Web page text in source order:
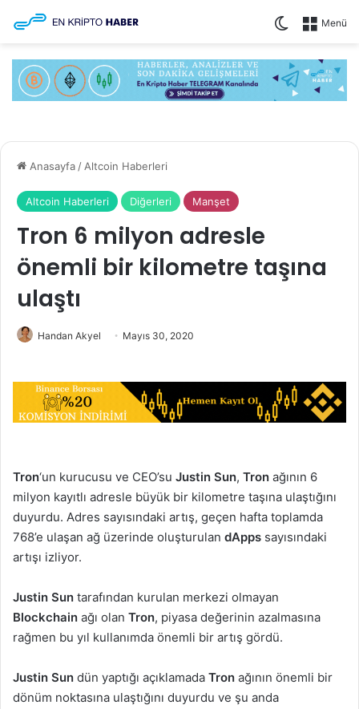
Menü
Dış
Anasayfa / Altcoin Haberleri
Altcoin Haberleri Diğerleri Manşet
Tron 6 milyon adresle
önemli bir kilometre taşına
ulaştı
Handan Akyel Mayıs 30, 2020
Tron‘un kurucusu ve CEO’su Justin Sun, Tron ağının 6
milyon kayıtlı adresle büyük bir kilometre taşına ulaştığını
duyurdu. Adres sayısındaki artış, geçen hafta toplamda
768’e ulaşan ağ üzerinde oluşturulan dApps sayısındaki
artışı izliyor.
Justin Sun tarafından kurulan merkezi olmayan
Blockchain ağı olan Tron, piyasa değerinin azalmasına
rağmen bu yıl kullanımda önemli bir artış gördü.
Justin Sun dün yaptığı açıklamada Tron ağının önemli bir
dönüm noktasına ulaştığını duyurdu ve şu anda